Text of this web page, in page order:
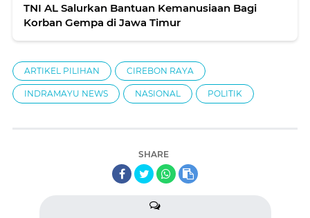
TNI AL Salurkan Bantuan Kemanusiaan Bagi
Korban Gempa di Jawa Timur
ARTIKEL PILIHAN CIREBON RAYA
INDRAMAYU NEWS NASIONAL POLITIK
SHARE